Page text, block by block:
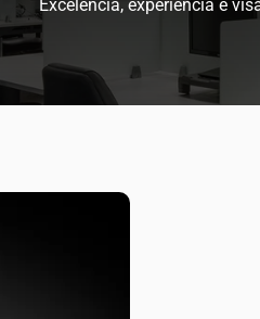
Excelência, experiência e